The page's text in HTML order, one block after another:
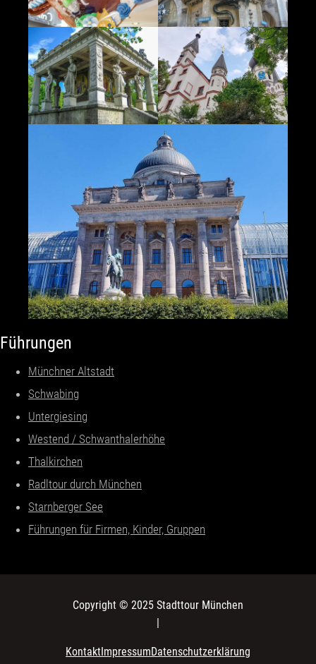
Führungen
Münchner Altstadt
Schwabing
Untergiesing
Westend / Schwanthalerhöhe
Thalkirchen
Radltour durch München
Starnberger See
Führungen für Firmen, Kinder, Gruppen
Copyright © 2025 Stadttour München
|
KontaktImpressumDatenschutzerklärung